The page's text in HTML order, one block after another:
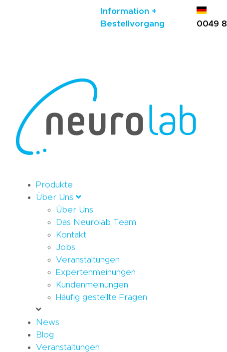
Information +
Bestellvorgang
0049
Produkte
Über Uns
Über Uns
Das Neurolab Team
Kontakt
Jobs
Veranstaltungen
Expertenmeinungen
Kundenmeinungen
Häufig gestellte Fragen
News
Blog
Veranstaltungen